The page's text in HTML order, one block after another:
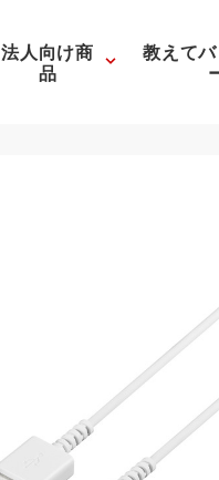
法人向け商
品
教えて